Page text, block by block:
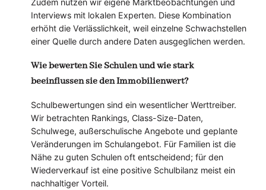
Zudem nutzen wir eigene Marktbeobachtungen und
Interviews mit lokalen Experten. Diese Kombination
erhöht die Verlässlichkeit, weil einzelne Schwachstellen
einer Quelle durch andere Daten ausgeglichen werden.
Wie bewerten Sie Schulen und wie stark
beeinflussen sie den Immobilienwert?
Schulbewertungen sind ein wesentlicher Werttreiber.
Wir betrachten Rankings, Class-Size-Daten,
Schulwege, außerschulische Angebote und geplante
Veränderungen im Schulangebot. Für Familien ist die
Nähe zu guten Schulen oft entscheidend; für den
Wiederverkauf ist eine positive Schulbilanz meist ein
nachhaltiger Vorteil.